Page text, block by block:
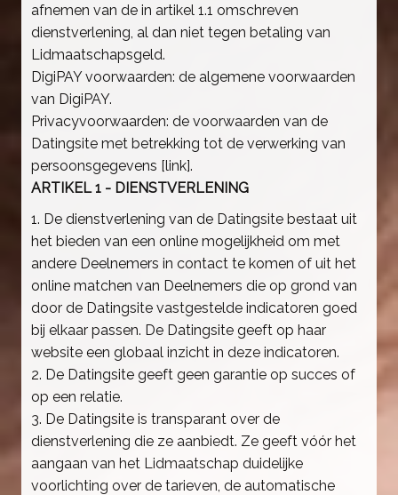
afnemen van de in artikel 1.1 omschreven
dienstverlening, al dan niet tegen betaling van
Lidmaatschapsgeld.
DigiPAY voorwaarden: de algemene voorwaarden
van DigiPAY.
Privacyvoorwaarden: de voorwaarden van de
Datingsite met betrekking tot de verwerking van
persoonsgegevens [link].
ARTIKEL 1 - DIENSTVERLENING
1. De dienstverlening van de Datingsite bestaat uit
het bieden van een online mogelijkheid om met
andere Deelnemers in contact te komen of uit het
online matchen van Deelnemers die op grond van
door de Datingsite vastgestelde indicatoren goed
bij elkaar passen. De Datingsite geeft op haar
website een globaal inzicht in deze indicatoren.
2. De Datingsite geeft geen garantie op succes of
op een relatie.
3. De Datingsite is transparant over de
dienstverlening die ze aanbiedt. Ze geeft vóór het
aangaan van het Lidmaatschap duidelijke
voorlichting over de tarieven, de automatische